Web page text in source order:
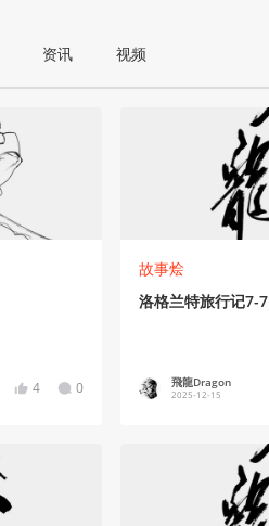
资讯 视频
4 0
故事烩
洛格兰特旅行记7-7
飛龍Dragon
2025-12-15